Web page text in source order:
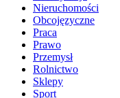
Nieruchomości
Obcojęzyczne
Praca
Prawo
Przemysł
Rolnictwo
Sklepy
Sport